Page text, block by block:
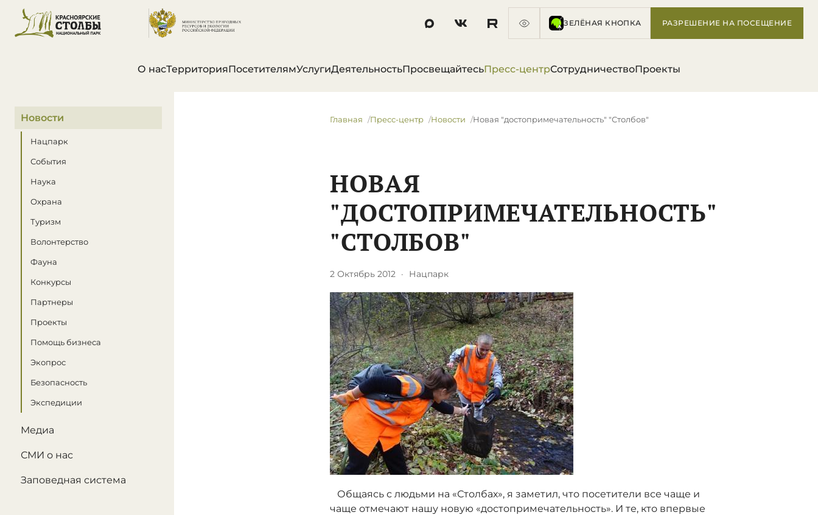
ЗЕЛЁНАЯ КНОПКА РАЗРЕШЕНИЕ НА ПОСЕЩЕНИЕ
О насТерриторияПосетителямУслугиДеятельностьПросвещайтесьПресс-центрСотрудничествоПроекты
В этом разделе
Новости
Нацпарк
События
Наука
Охрана
Туризм
Волонтерство
Фауна
Конкурсы
Партнеры
Проекты
Помощь бизнеса
Экопрос
Безопасность
Экспедиции
Медиа
СМИ о нас
Заповедная система
Главная Пресс-центр Новости Новая "достопримечательность" "Столбов"
НОВАЯ
"ДОСТОПРИМЕЧАТЕЛЬНОСТЬ"
"СТОЛБОВ"
2 Октябрь 2012 · Нацпарк
Общаясь с людьми на «Столбах», я заметил, что посетители все чаще и
чаще отмечают нашу новую «достопримечательность». И те, кто впервые